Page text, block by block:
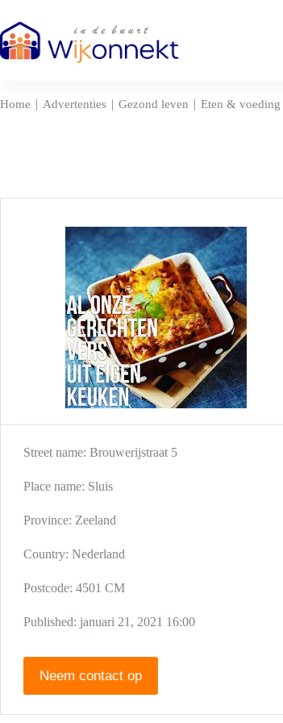
naar
de
inhoud
Home | Advertenties | Gezond leven | Eten & voeding
Street name: Brouwerijstraat 5
Place name: Sluis
Province: Zeeland
Country: Nederland
Postcode: 4501 CM
Published: januari 21, 2021 16:00
Neem contact op